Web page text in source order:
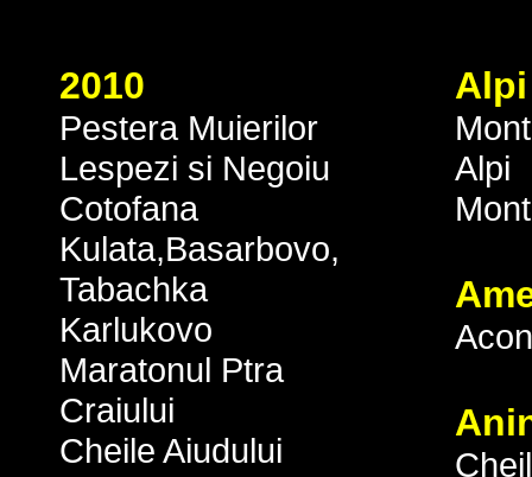
2010
Pestera Muierilor
Lespezi si Negoiu
Cotofana
Kulata,Basarbovo,
Tabachka
Karlukovo
Maratonul Ptra
Craiului
Cheile Aiudului
Alpi
Alpi